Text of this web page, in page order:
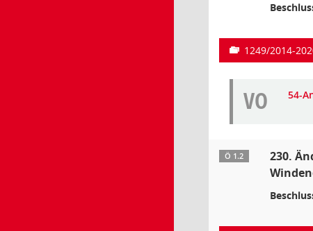
1249/2014-
VO 54-
Ö 1.2
230.